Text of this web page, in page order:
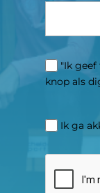
"Ik
knop als
Ik ga